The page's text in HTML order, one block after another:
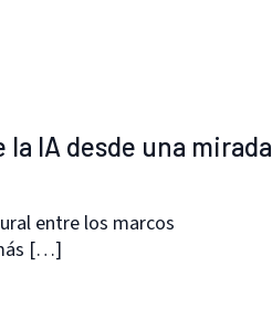
IA desde una mirada
entre los marcos
[…]